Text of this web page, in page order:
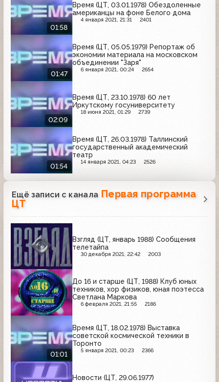
01:58
Время (ЦТ, 03.01.1978) Обездоленные
американцы на фоне Белого дома
4 января 2021, 21:31 2401
01:47
Время (ЦТ, 05.05.1979) Репортаж об
экономии материала на московском
объединении "Заря"
6 января 2021, 00:24 2654
02:09
Время (ЦТ, 23.10.1978) 60 лет
Иркутскому госуниверситету
18 июня 2021, 01:29 2739
01:54
Время (ЦТ, 26.03.1978) Таллинский
государственный академический
театр
14 января 2021, 04:23 2526
Ещё записи с канала Первая программа
ЦТ
Взгляд (ЦТ, январь 1988) Сообщения
телетайпа
30 декабря 2021, 22:42 2003
До 16 и старше (ЦТ, 1988) Клуб юных
техников, хор физиков, юная поэтесса
Светлана Маркова
6 февраля 2021, 21:55 2186
01:01
Время (ЦТ, 18.02.1978) Выставка
советской космической техники в
Торонто
5 января 2021, 00:23 2366
Новости (ЦТ, 29.06.1977)